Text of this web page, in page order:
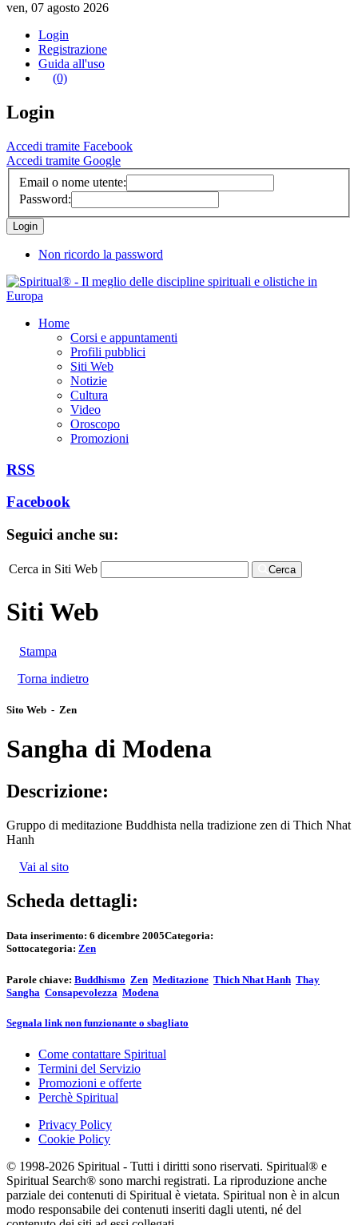
ven, 07 agosto 2026
Login
Registrazione
Guida all'uso
(0)
Login
Accedi tramite Facebook
Accedi tramite Google
Email o nome utente:
Password:
Non ricordo la password
Home
Corsi e appuntamenti
Profili pubblici
Siti Web
Notizie
Cultura
Video
Oroscopo
Promozioni
RSS
Facebook
Seguici anche su:
Cerca in Siti Web Cerca
Siti Web
Stampa
Torna indietro
Sito Web - Zen
Sangha di Modena
Descrizione:
Gruppo di meditazione Buddhista nella tradizione zen di Thich Nhat
Hanh
Vai al sito
Scheda dettagli:
Data inserimento: 6 dicembre 2005Categoria:
Sottocategoria: Zen
Parole chiave: Buddhismo Zen Meditazione Thich Nhat Hanh Thay
Sangha Consapevolezza Modena
Segnala link non funzionante o sbagliato
Come contattare Spiritual
Termini del Servizio
Promozioni e offerte
Perchè Spiritual
Privacy Policy
Cookie Policy
© 1998-2026 Spiritual - Tutti i diritti sono riservati. Spiritual® e
Spiritual Search® sono marchi registrati. La riproduzione anche
parziale dei contenuti di Spiritual è vietata. Spiritual non è in alcun
modo responsabile dei contenuti inseriti dagli utenti, né del